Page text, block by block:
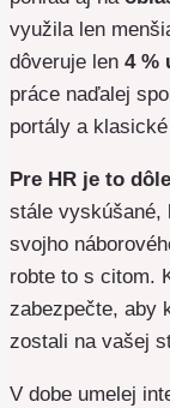
využila len
dôveruje len 4 %
práce naďalej
portály a
Pre HR je to
stále vyskúšané,
svojho
robte to s citom.
zabezpečte, aby
zostali na vašej
V dobe umelej